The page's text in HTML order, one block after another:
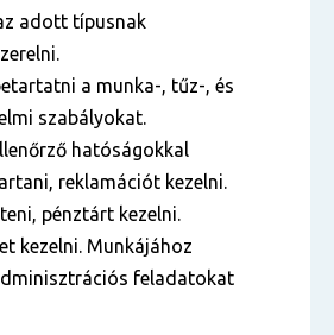
adott típusnak
a munka-, tűz-, és
szabályokat.
hatóságokkal
reklamációt kezelni.
pénztárt kezelni.
kezelni. Munkájához
feladatokat